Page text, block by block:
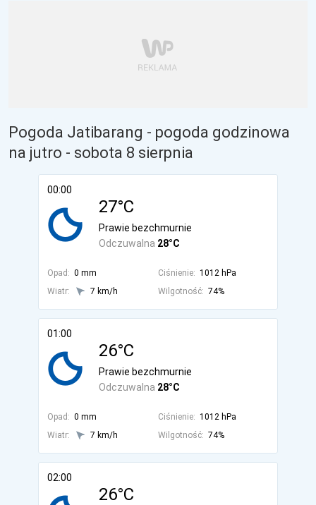
Pogoda Jatibarang - pogoda godzinowa
na jutro - sobota 8 sierpnia
00:00
27°C
Odczuwalna 28°C
Prawie bezchmurnie
Opad: 0 mm Ciśnienie: 1012 hPa
Wiatr:
7 km/h Wilgotność: 74%
01:00
26°C
Odczuwalna 28°C
Prawie bezchmurnie
Opad: 0 mm Ciśnienie: 1012 hPa
Wiatr:
7 km/h Wilgotność: 74%
02:00
26°C